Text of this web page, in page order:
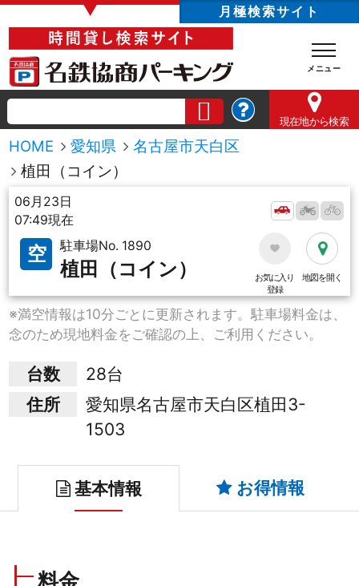
▼ 月極検索サイト
現在地から検索
HOME 愛知県
名古屋市天白区
植田（コイン）
06月23日
07:49現在
空 駐車場No. 1890
植田（コイン）
お気に入り
登録
地図を開く
※満空情報は10分ごとに更新されます。駐車場料金は、
念のため現地料金をご確認の上、ご利用ください。
台数
28台
住所
愛知県名古屋市天白区植田3-
1503
基本情報 お得情報
料金